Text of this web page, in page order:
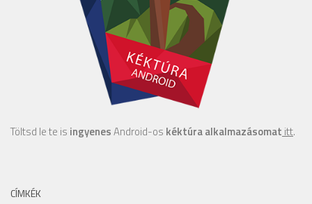
Töltsd le te is ingyenesAndroid-os kéktúra alkalmazásomat itt.
CÍMKÉK